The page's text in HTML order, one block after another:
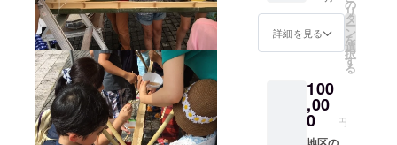
レー粉
です。
保存
料、化
料は一
切使用
してお
りませ
詳細を見る
の
リ
タ
ー
ン
を
選
択
す
る
100
,00
0 円